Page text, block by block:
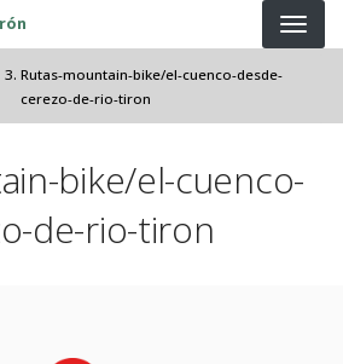
principal
Rutas-mountain-bike/el-cuenco-desde-
cerezo-de-rio-tiron
bike/el-cuenco-
de-rio-tiron